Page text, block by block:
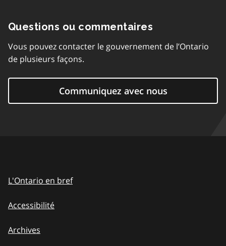
Questions ou commentaires
Vous pouvez contacter le gouvernement de l’Ontario
de plusieurs façons.
Communiquez avec nous
L'Ontario en bref
Accessibilité
Archives